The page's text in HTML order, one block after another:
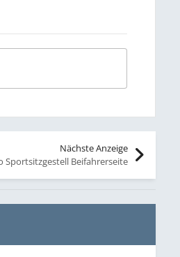
Nächste Anzeige
Sportsitzgestell Beifahrerseite